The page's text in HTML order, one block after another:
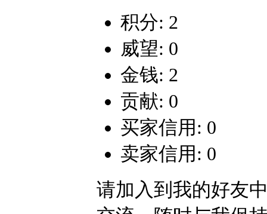
积分: 2
威望: 0
金钱: 2
贡献: 0
买家信用: 0
卖家信用: 0
请加入到我的好友